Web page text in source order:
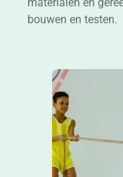
bouwen en testen.